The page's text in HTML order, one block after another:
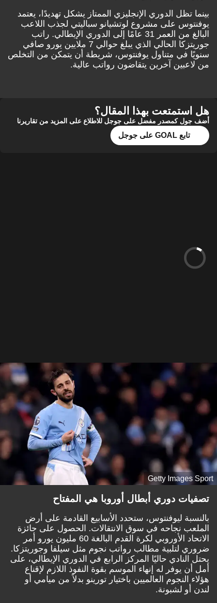
بينما تظل الدوري الإنجليزي الممتاز يشكل تهديدًا، يعتمد
يوفنتوس على مشروع لوتشيانو سباليتي لجذب اللاعب
البالغ من العمر 31 عامًا إلى الدوري الإيطالي. راتب
جوريتزكا الحالي الذي يبلغ حوالي 7 ملايين يورو صافي
سنويًا في متناول يوفنتوس، شريطة أن يتمكن من التخلص
من لاعبين آخرين يتقاضون رواتب عالية.
هل استمتعت بهذا المقال؟
أضف جول كمصدر مفضل على جوجل للاطلاع على المزيد من تقاريرنا
تابع GOAL على جوجل
Getty Images Sport
تصفيات دوري أبطال أوروبا هي المفتاح
بالنسبة ليوفنتوس، ستحدد الأسابيع القادمة على أرض
الملعب نجاحه في سوق الانتقالات. الحصول على جائزة
الاتحاد الأوروبي لكرة القدم البالغة 60 مليون يورو أمر
ضروري لتلبية مطالب رواتب نجوم مثل سيلفا وجوريتزكا.
يحتل النادي حاليًا المركز الرابع في الدوري الإيطالي، على
أمل أن يوفر له إنهاء الموسم بقوة النفوذ اللازم لإقناع
هؤلاء النجوم العالميين باختيار تورينو بدلاً من ميامي أو
لندن أو لشبونة.